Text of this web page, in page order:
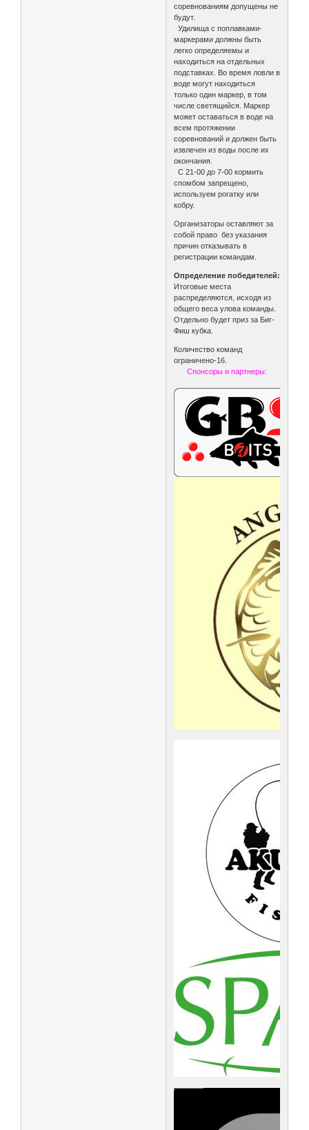
соревнованиям допущены не
будут.
Удилища с поплавками-
маркерами должны быть
легко определяемы и
находиться на отдельных
подставках. Во время ловли в
воде могут находиться
только один маркер, в том
числе светящийся. Маркер
может оставаться в воде на
всем протяжении
соревнований и должен быть
извлечен из воды после их
окончания.
С 21-00 до 7-00 кормить
спомбом запрещено,
используем рогатку или
кобру.
Организаторы оставляют за
собой право без указания
причин отказывать в
регистрации командам.
Определение победителей:
Итоговые места
распределяются, исходя из
общего веса улова команды.
Отдельно будет приз за Биг-
Фиш кубка.
Количество команд
ограничено-16.
Спонсоры и партнеры: